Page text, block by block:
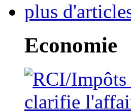
plus
Economie